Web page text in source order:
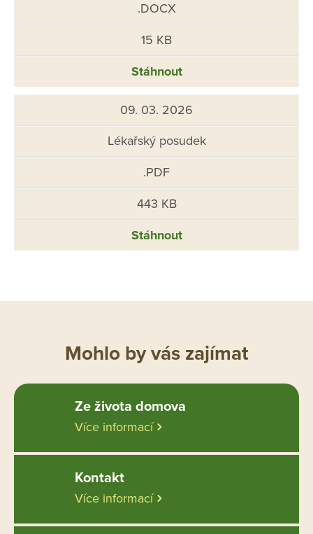
.DOCX
15 KB
Stáhnout
09. 03. 2026
Lékařský posudek
.PDF
443 KB
Stáhnout
Mohlo by vás zajímat
Ze života domova
Více informací
Kontakt
Více informací